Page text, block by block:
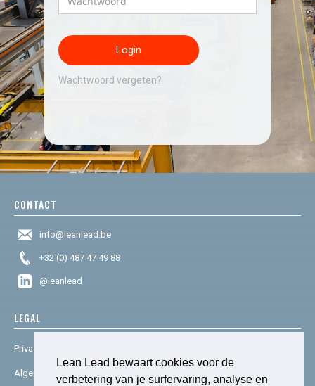
Lean Lead bewaart cookies voor de
verbetering van je surfervaring, analyse en
Wachtwoord vergeten?
CONTACT
info@leanlead.be
+32 (0) 487 47 49 88
@leanlead
LEGAL
Privacy & cookies
Algemene voorwaarden